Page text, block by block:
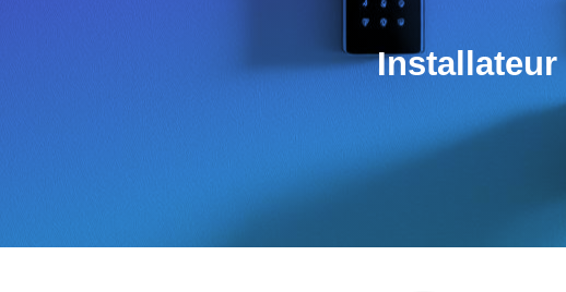
Installateur